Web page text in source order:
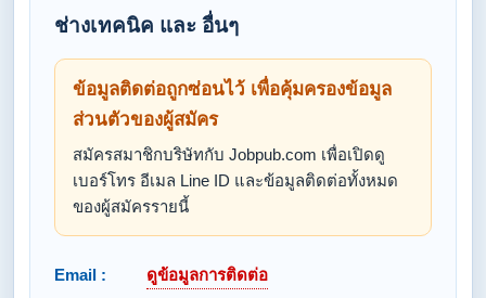
ช่างเทคนิค และ อื่นๆ
ข้อมูลติดต่อถูกซ่อนไว้ เพื่อคุ้มครองข้อมูล
ส่วนตัวของผู้สมัคร
สมัครสมาชิกบริษัทกับ Jobpub.com เพื่อเปิดดู
เบอร์โทร อีเมล Line ID และข้อมูลติดต่อทั้งหมด
ของผู้สมัครรายนี้
Email :
ดูข้อมูลการติดต่อ